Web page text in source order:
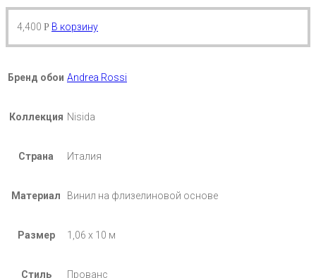
4,400 Р В корзину
Бренд обои Andrea Rossi
Коллекция Nisida
Страна Италия
Материал Винил на флизелиновой основе
Размер 1,06 х 10 м
Стиль Прованс